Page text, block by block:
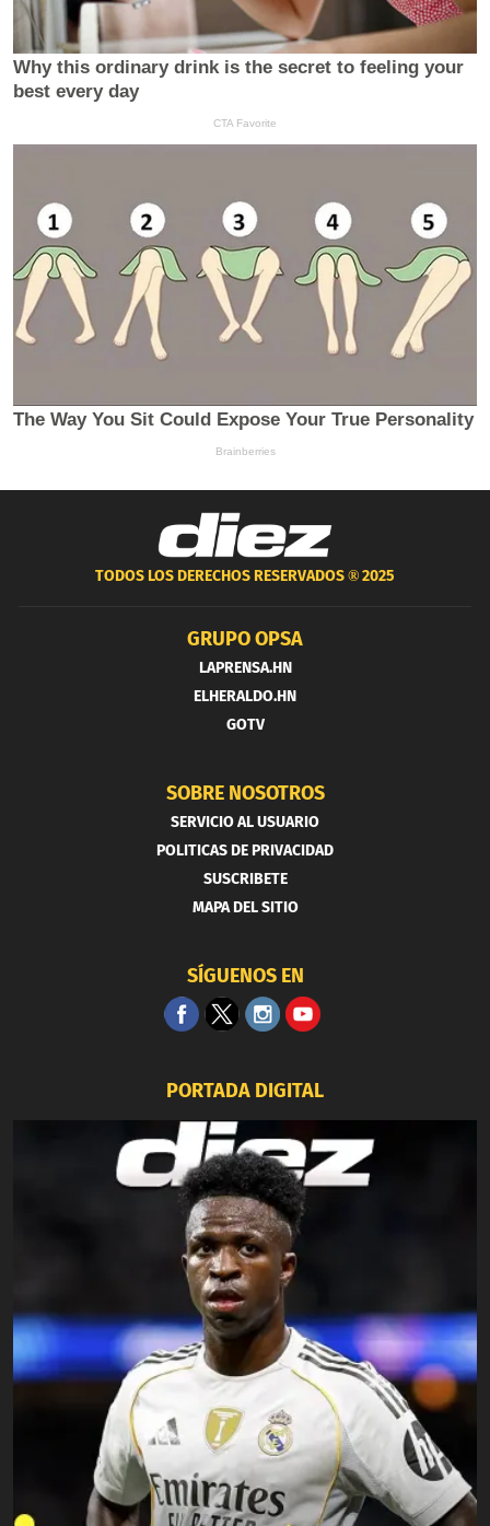
TODOS LOS DERECHOS RESERVADOS ®2025
GRUPO OPSA
LAPRENSA.HN
ELHERALDO.HN
GOTV
SOBRE NOSOTROS
SERVICIO AL USUARIO
POLITICAS DE PRIVACIDAD
SUSCRIBETE
MAPA DEL SITIO
SÍGUENOS EN
PORTADA DIGITAL